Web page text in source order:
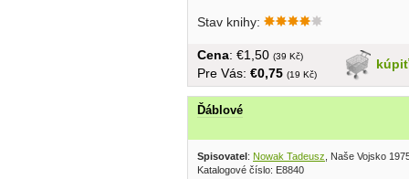
Stav knihy:
kúpiť
Cena: €1,50 (39 Kč)
Pre Vás: €0,75 (19 Kč)
Ďáblové
Spisovatel : Nowak Tadeusz , Naše Vojsko
Katalogové číslo: E8840